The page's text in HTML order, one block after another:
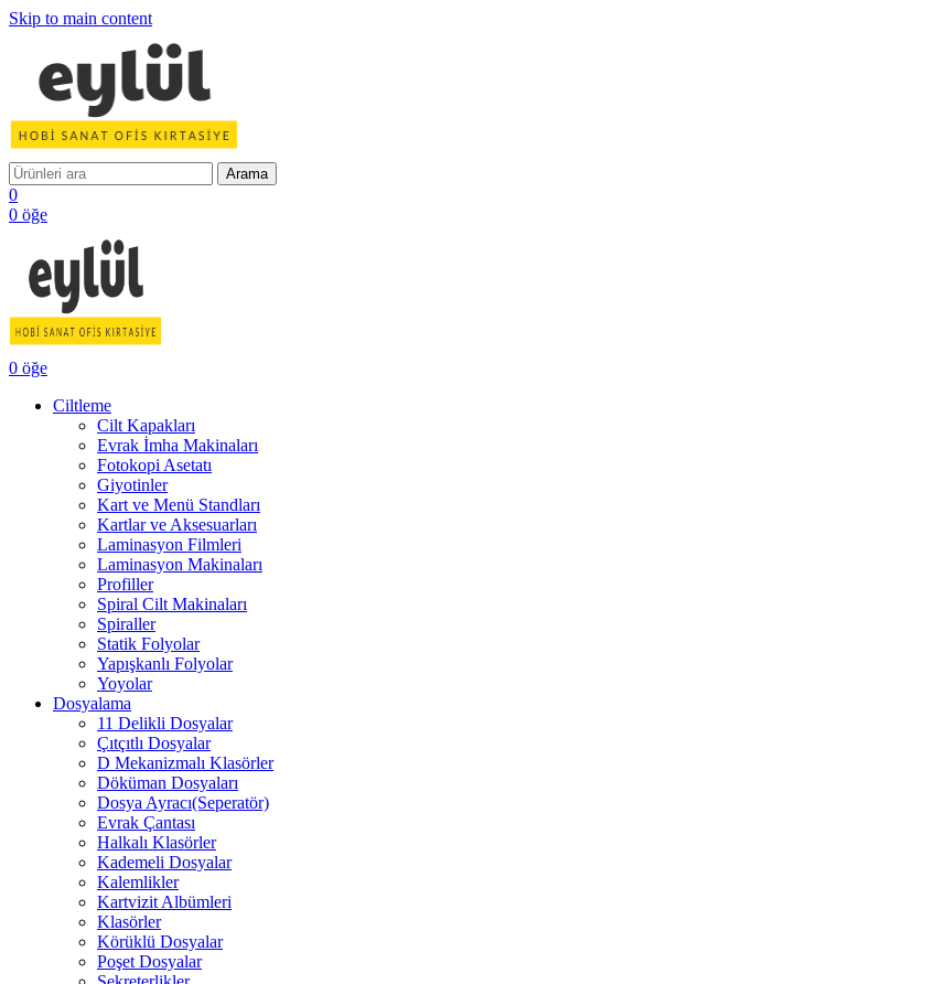
Skip to main content
Arama
0
0 öğe
0 öğe
Ciltleme
Cilt Kapakları
Evrak İmha Makinaları
Fotokopi Asetatı
Giyotinler
Kart ve Menü Standları
Kartlar ve Aksesuarları
Laminasyon Filmleri
Laminasyon Makinaları
Profiller
Spiral Cilt Makinaları
Spiraller
Statik Folyolar
Yapışkanlı Folyolar
Yoyolar
Dosyalama
11 Delikli Dosyalar
Çıtçıtlı Dosyalar
D Mekanizmalı Klasörler
Döküman Dosyaları
Dosya Ayracı(Seperatör)
Evrak Çantası
Halkalı Klasörler
Kademeli Dosyalar
Kalemlikler
Kartvizit Albümleri
Klasörler
Körüklü Dosyalar
Poşet Dosyalar